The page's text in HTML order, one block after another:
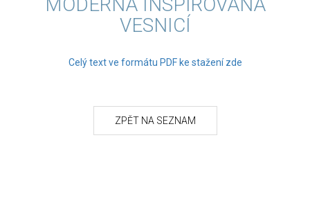
VESNICÍ
Celý text ve formátu PDF ke stažení zde